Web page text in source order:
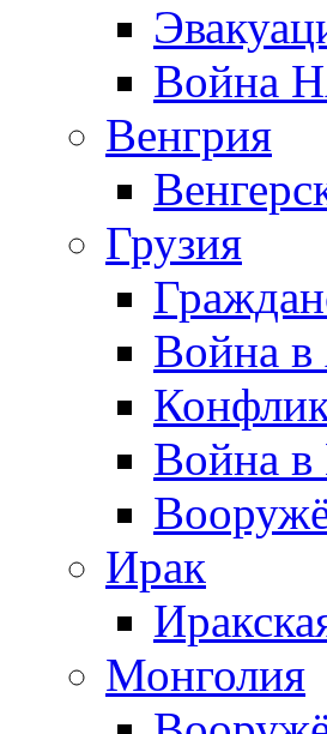
Война
Венгрия
Грузия
Война в
Война
Ирак
Монголия